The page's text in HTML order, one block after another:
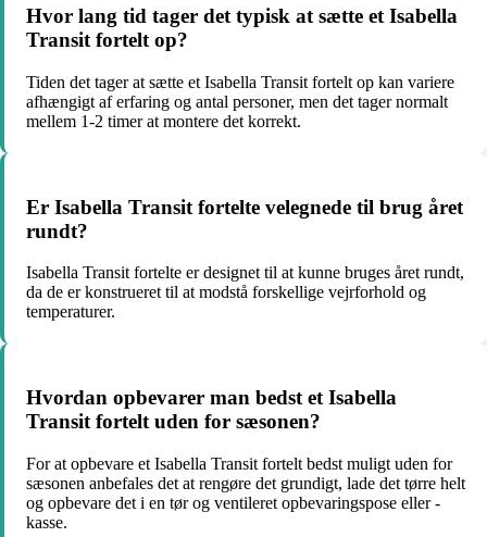
Hvor lang tid tager det typisk at sætte et Isabella
Transit fortelt op?
Tiden det tager at sætte et Isabella Transit fortelt op kan variere
afhængigt af erfaring og antal personer, men det tager normalt
mellem 1-2 timer at montere det korrekt.
Er Isabella Transit fortelte velegnede til brug året
rundt?
Isabella Transit fortelte er designet til at kunne bruges året rundt,
da de er konstrueret til at modstå forskellige vejrforhold og
temperaturer.
Hvordan opbevarer man bedst et Isabella
Transit fortelt uden for sæsonen?
For at opbevare et Isabella Transit fortelt bedst muligt uden for
sæsonen anbefales det at rengøre det grundigt, lade det tørre helt
og opbevare det i en tør og ventileret opbevaringspose eller -
kasse.